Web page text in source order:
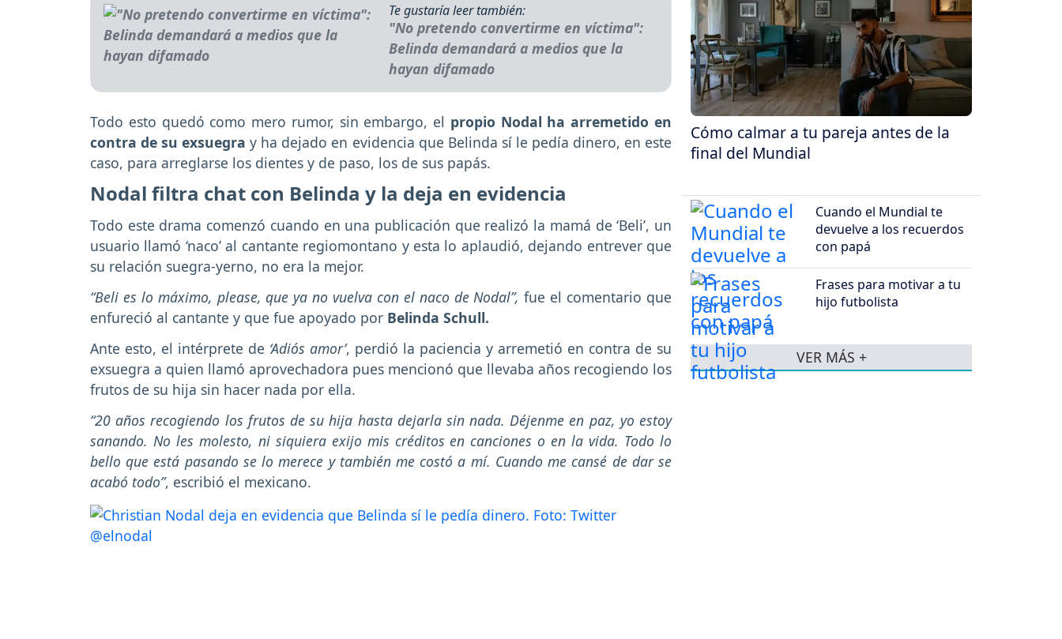
Te gustaría leer también:
"No pretendo convertirme en víctima":
Belinda demandará a medios que la
hayan difamado
Todo esto quedó como mero rumor, sin embargo, el propio Nodal ha arremetido en
contra de su exsuegra y ha dejado en evidencia que Belinda sí le pedía dinero, en este
caso, para arreglarse los dientes y de paso, los de sus papás.
Nodal filtra chat con Belinda y la deja en evidencia
Todo este drama comenzó cuando en una publicación que realizó la mamá de ‘Beli’, un
usuario llamó ‘naco’ al cantante regiomontano y esta lo aplaudió, dejando entrever que
su relación suegra-yerno, no era la mejor.
“Beli es lo máximo, please, que ya no vuelva con el naco de Nodal”, fue el comentario que
enfureció al cantante y que fue apoyado por Belinda Schull.
Ante esto, el intérprete de ‘Adiós amor’, perdió la paciencia y arremetió en contra de su
exsuegra a quien llamó aprovechadora pues mencionó que llevaba años recogiendo los
frutos de su hija sin hacer nada por ella.
“20 años recogiendo los frutos de su hija hasta dejarla sin nada. Déjenme en paz, yo estoy
sanando. No les molesto, ni siquiera exijo mis créditos en canciones o en la vida. Todo lo
bello que está pasando se lo merece y también me costó a mí. Cuando me cansé de dar se
acabó todo”, escribió el mexicano.
Cómo calmar a tu pareja antes de la
final del Mundial
Cuando el Mundial te
devuelve a los recuerdos
con papá
Frases para motivar a tu
hijo futbolista
VER MÁS +